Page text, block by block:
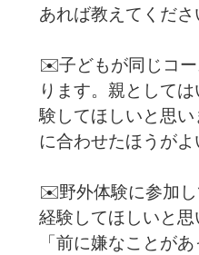
あれば教えてくださ
✉️子どもが同じコ
ります。親として
験してほしいと思
に合わせたほうがよ
✉️野外体験に参加し
経験してほしいと
「前に嫌なことが